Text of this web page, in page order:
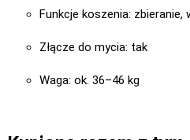
Funkcje koszenia: zbieranie,
Złącze do mycia: tak
Waga: ok. 36–46 kg